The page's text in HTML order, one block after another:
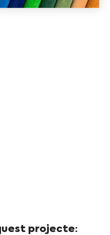
projecte: